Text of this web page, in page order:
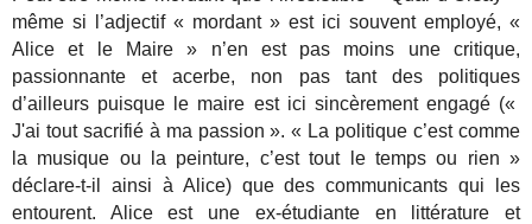
même si l’adjectif « mordant » est ici souvent employé, «
Alice et le Maire » n’en est pas moins une critique,
passionnante et acerbe, non pas tant des politiques
d’ailleurs puisque le maire est ici sincèrement engagé («
J'ai tout sacrifié à ma passion ». « La politique c’est comme
la musique ou la peinture, c’est tout le temps ou rien »
déclare-t-il ainsi à Alice) que des communicants qui les
entourent. Alice est une ex-étudiante en littérature et